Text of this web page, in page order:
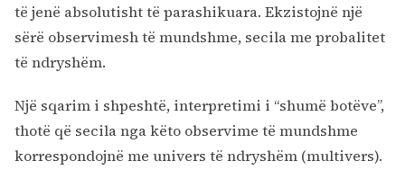
të jenë absolutisht të parashikuara. Ekzistojnë një
sërë observimesh të mundshme, secila me probalitet
të ndryshëm.
Një sqarim i shpeshtë, interpretimi i “shumë botëve”,
thotë që secila nga këto observime të mundshme
korrespondojnë me univers të ndryshëm (multivers).